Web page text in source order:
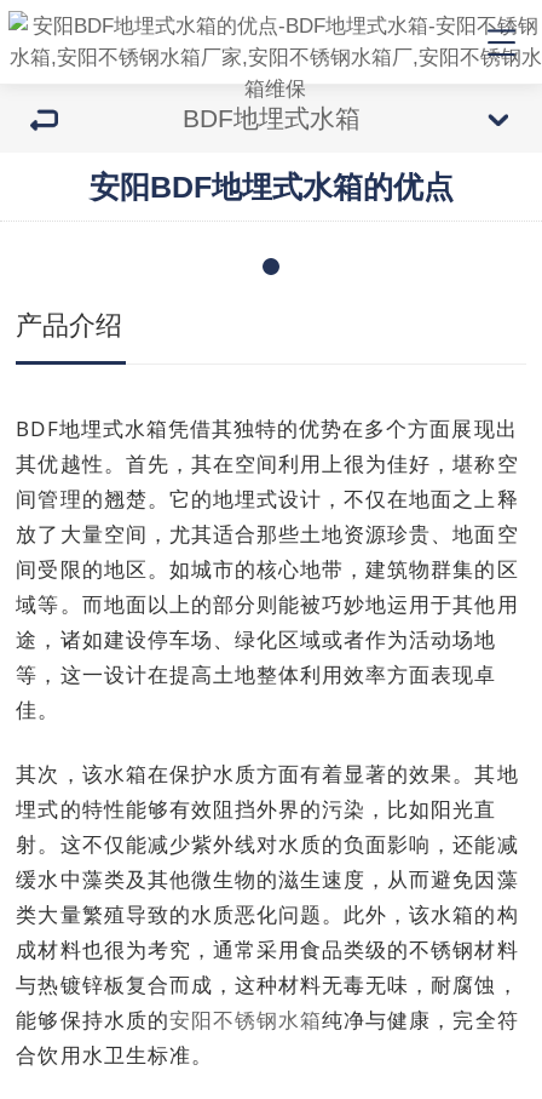
BDF地埋式水箱
安阳BDF地埋式水箱的优点
产品介绍
BDF地埋式水箱凭借其独特的优势在多个方面展现出
其优越性。首先，其在空间利用上很为佳好，堪称空
间管理的翘楚。它的地埋式设计，不仅在地面之上释
放了大量空间，尤其适合那些土地资源珍贵、地面空
间受限的地区。如城市的核心地带，建筑物群集的区
域等。而地面以上的部分则能被巧妙地运用于其他用
途，诸如建设停车场、绿化区域或者作为活动场地
等，这一设计在提高土地整体利用效率方面表现卓
佳。
其次，该水箱在保护水质方面有着显著的效果。其地
埋式的特性能够有效阻挡外界的污染，比如阳光直
射。这不仅能减少紫外线对水质的负面影响，还能减
缓水中藻类及其他微生物的滋生速度，从而避免因藻
类大量繁殖导致的水质恶化问题。此外，该水箱的构
成材料也很为考究，通常采用食品类级的不锈钢材料
与热镀锌板复合而成，这种材料无毒无味，耐腐蚀，
能够保持水质的安阳不锈钢水箱纯净与健康，完全符
合饮用水卫生标准。